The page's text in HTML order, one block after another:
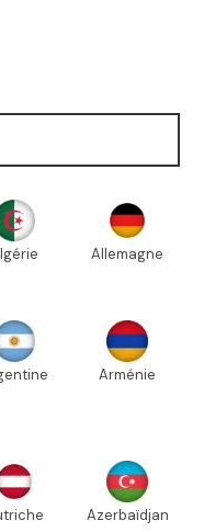
Allemagne
Arménie
Azerbaïdjan